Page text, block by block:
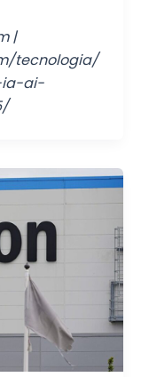
|
tecnologia/
ia-ai-